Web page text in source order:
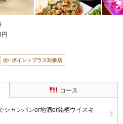
ポイントプラス対象店
コース
ャンパンor地酒or銘柄ウイスキ